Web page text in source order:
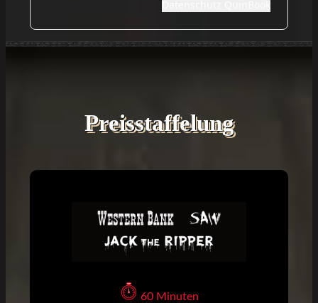
Preisstaffelung
60 Minuten